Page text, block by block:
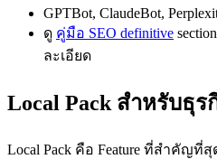
GPTBot, ClaudeBot,
ดู คู่มือ SEO definitive
ละเอียด
Local Pack สำหรับธุร
Local Pack คือ Feature ที่สำคัญ